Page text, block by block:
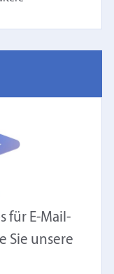
für E-Mail-
Sie unsere